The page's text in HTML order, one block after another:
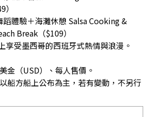
蹈體驗＋海灘休憩 Salsa Cooking &
Break（$109）
享受墨西哥的西班牙式熱情與浪漫。
金（USD）、每人售價。
船方船上公布為主，若有變動，不另行